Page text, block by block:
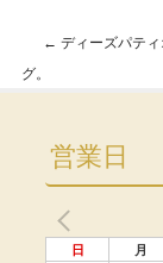
Post
← ディーズパテ
グ。
営業日
日 月